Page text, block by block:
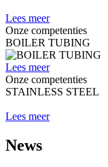
Lees meer
Onze competenties
BOILER TUBING
Lees meer
Onze competenties
STAINLESS STEEL
Lees meer
News